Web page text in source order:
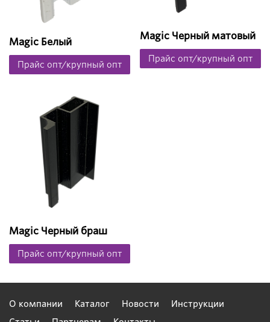
Magic Белый
Прайс опт/крупный опт
Magic Черный матовый
Прайс опт/крупный опт
Magic Черный браш
Прайс опт/крупный опт
О компании Каталог Новости
Инструкции